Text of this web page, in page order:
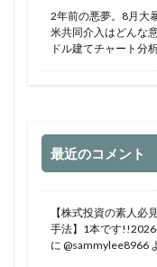
2年前の悪夢。8月大
米共同介入はどんな
ドル建てチャート分
最近のコメント
【株式投資の素人必
手法】1本です
に @sammylee8966